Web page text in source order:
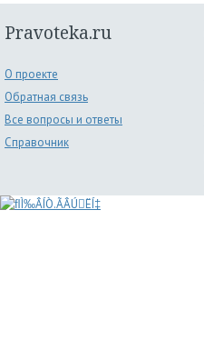
Pravoteka.ru
О проекте
Обратная связь
Все вопросы и ответы
Справочник